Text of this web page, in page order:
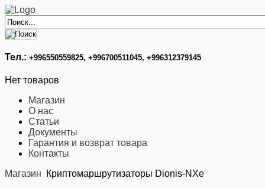
Тел.: +996550559825, +996700511045, +996312379145
Нет товаров
Магазин
О нас
Статьи
Документы
Гарантия и возврат товара
Контакты
Магазин
Криптомаршрутизаторы Dionis-NXe